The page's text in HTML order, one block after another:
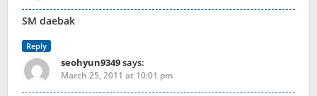
SM daebak
Reply
seohyun9349says:
March 25, 2011 at 10:01 pm